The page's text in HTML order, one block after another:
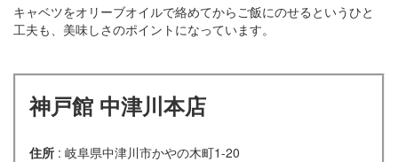
キャベツをオリーブオイルで絡めてからご飯にのせるというひと
工夫も、美味しさのポイントになっています。
神戸館 中津川本店
住所 : 岐阜県中津川市かやの木町1-20